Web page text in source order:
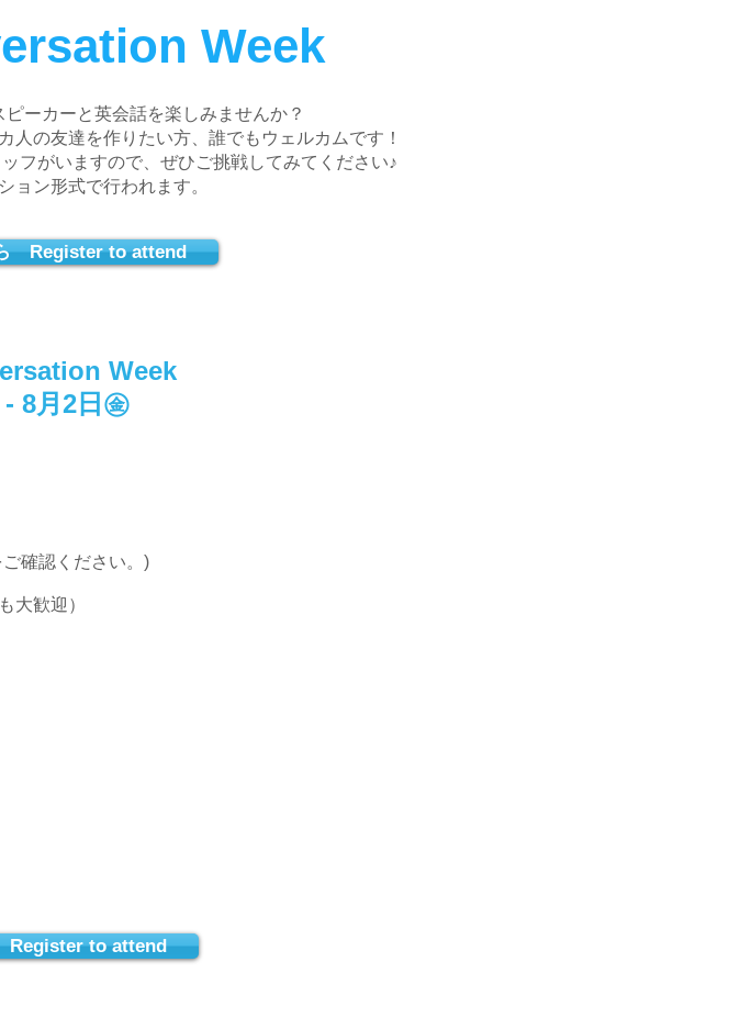
Week
ーカーと英会話を楽しみませんか？
の友達を作りたい方、誰でもウェルカムです！
フがいますので、ぜひご挑戦してみてください♪
ョン形式で行われます。
Register to attend
Week
8月2日㊎
確認ください。)
大歓迎）
Register to attend